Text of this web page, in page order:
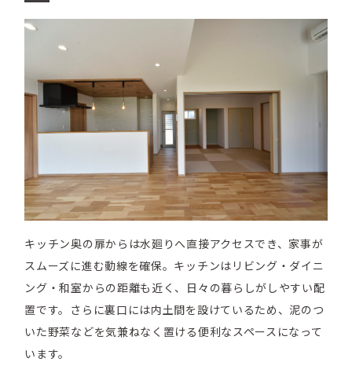
キッチン奥の扉からは水廻りへ直接アクセスでき、家事が
スムーズに進む動線を確保。キッチンはリビング・ダイニ
ング・和室からの距離も近く、日々の暮らしがしやすい配
置です。さらに裏口には内土間を設けているため、泥のつ
いた野菜などを気兼ねなく置ける便利なスペースになって
います。